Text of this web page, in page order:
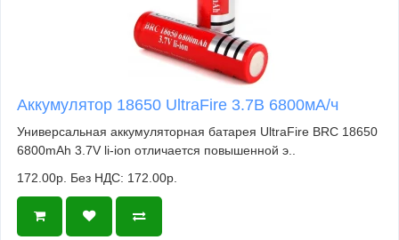
Аккумулятор 18650 UltraFire 3.7В 6800мА/ч
Универсальная аккумуляторная батарея UltraFire BRC 18650
6800mAh 3.7V li-ion отличается повышенной э..
172.00р. Без НДС: 172.00р.